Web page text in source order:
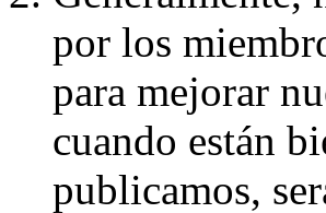
por los
para mejorar
cuando están
publicamos,